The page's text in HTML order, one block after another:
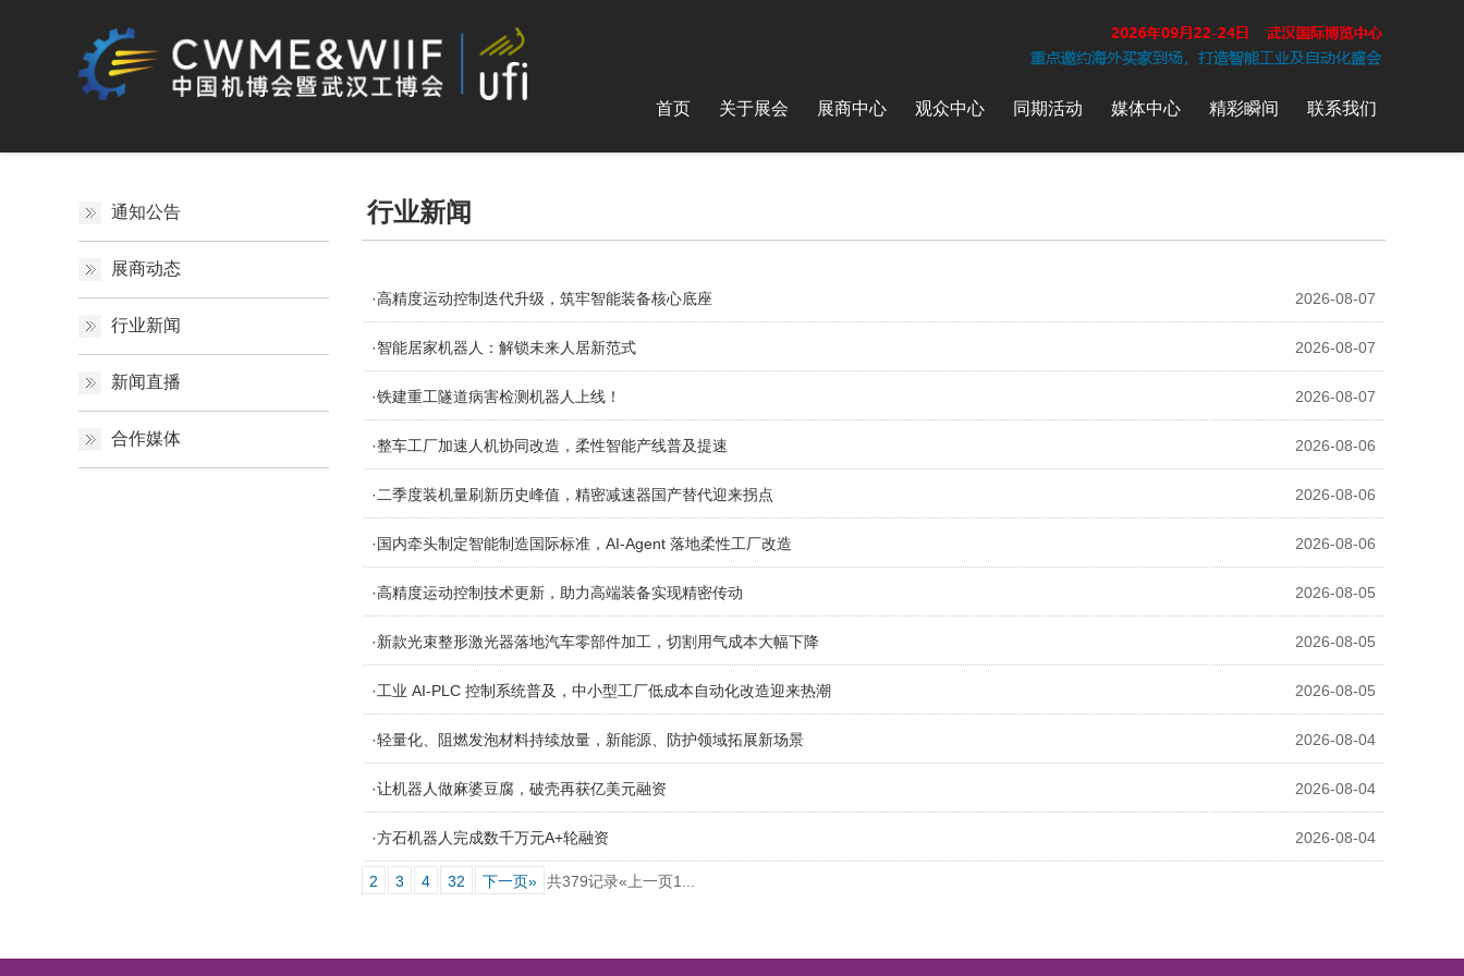
首页 关于展会 展商中心 观众中心 同期活动 媒体中心 精彩瞬间 联系我们
通知公告
展商动态
行业新闻
新闻直播
合作媒体
行业新闻
·高精度运动控制迭代升级，筑牢智能装备核心底座 2026-08-07
·智能居家机器人：解锁未来人居新范式 2026-08-07
·铁建重工隧道病害检测机器人上线！ 2026-08-07
·整车工厂加速人机协同改造，柔性智能产线普及提速 2026-08-06
·二季度装机量刷新历史峰值，精密减速器国产替代迎来拐点 2026-08-06
·国内牵头制定智能制造国际标准，AI‑Agent 落地柔性工厂改造 2026-08-06
·高精度运动控制技术更新，助力高端装备实现精密传动 2026-08-05
·新款光束整形激光器落地汽车零部件加工，切割用气成本大幅下降 2026-08-05
·工业 AI‑PLC 控制系统普及，中小型工厂低成本自动化改造迎来热潮 2026-08-05
·轻量化、阻燃发泡材料持续放量，新能源、防护领域拓展新场景 2026-08-04
·让机器人做麻婆豆腐，破壳再获亿美元融资 2026-08-04
·方石机器人完成数千万元A+轮融资 2026-08-04
共379记录«上一页1
2 3 4 32 下一页»